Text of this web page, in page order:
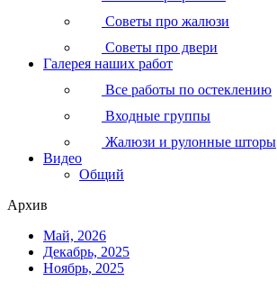
Советы про жалюзи
Советы про двери
Галерея наших работ
Все работы по остеклению
Входные группы
Жалюзи и рулонные шторы
Видео
Общий
Архив
Май, 2026
Декабрь, 2025
Ноябрь, 2025